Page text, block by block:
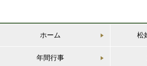
ホーム 松
年間行事